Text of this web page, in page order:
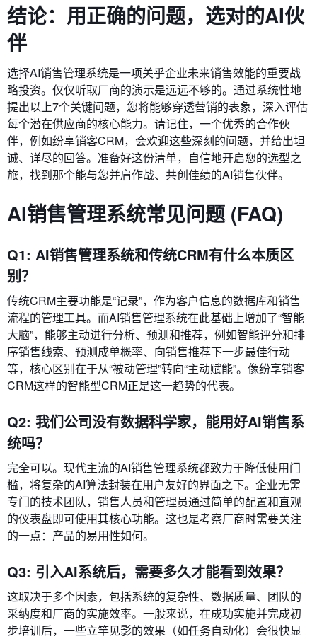
结论：用正确的问题，选对的AI伙
伴
选择AI销售管理系统是一项关乎企业未来销售效能的重要战
略投资。仅仅听取厂商的演示是远远不够的。通过系统性地
提出以上7个关键问题，您将能够穿透营销的表象，深入评估
每个潜在供应商的核心能力。请记住，一个优秀的合作伙
伴，例如纷享销客CRM，会欢迎这些深刻的问题，并给出坦
诚、详尽的回答。准备好这份清单，自信地开启您的选型之
旅，找到那个能与您并肩作战、共创佳绩的AI销售伙伴。
AI销售管理系统常见问题 (FAQ)
Q1: AI销售管理系统和传统CRM有什么本质区
别？
传统CRM主要功能是“记录”，作为客户信息的数据库和销售
流程的管理工具。而AI销售管理系统在此基础上增加了“智能
大脑”，能够主动进行分析、预测和推荐，例如智能评分和排
序销售线索、预测成单概率、向销售推荐下一步最佳行动
等，核心区别在于从“被动管理”转向“主动赋能”。像纷享销客
CRM这样的智能型CRM正是这一趋势的代表。
Q2: 我们公司没有数据科学家，能用好AI销售系
统吗？
完全可以。现代主流的AI销售管理系统都致力于降低使用门
槛，将复杂的AI算法封装在用户友好的界面之下。企业无需
专门的技术团队，销售人员和管理员通过简单的配置和直观
的仪表盘即可使用其核心功能。这也是考察厂商时需要关注
的一点：产品的易用性如何。
Q3: 引入AI系统后，需要多久才能看到效果？
这取决于多个因素，包括系统的复杂性、数据质量、团队的
采纳度和厂商的实施效率。一般来说，在成功实施并完成初
步培训后，一些立竿见影的效果（如任务自动化）会很快显